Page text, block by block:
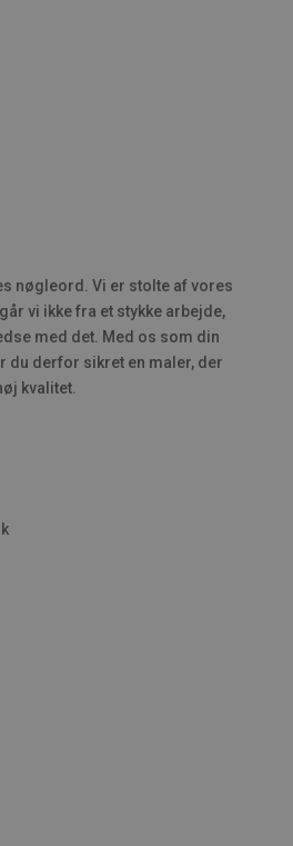
nøgleord. Vi er stolte af vores
vi ikke fra et stykke arbejde,
med det. Med os som din
du derfor sikret en maler, der
kvalitet.